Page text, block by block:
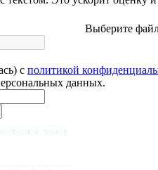
Выберите
с политикой
данных.